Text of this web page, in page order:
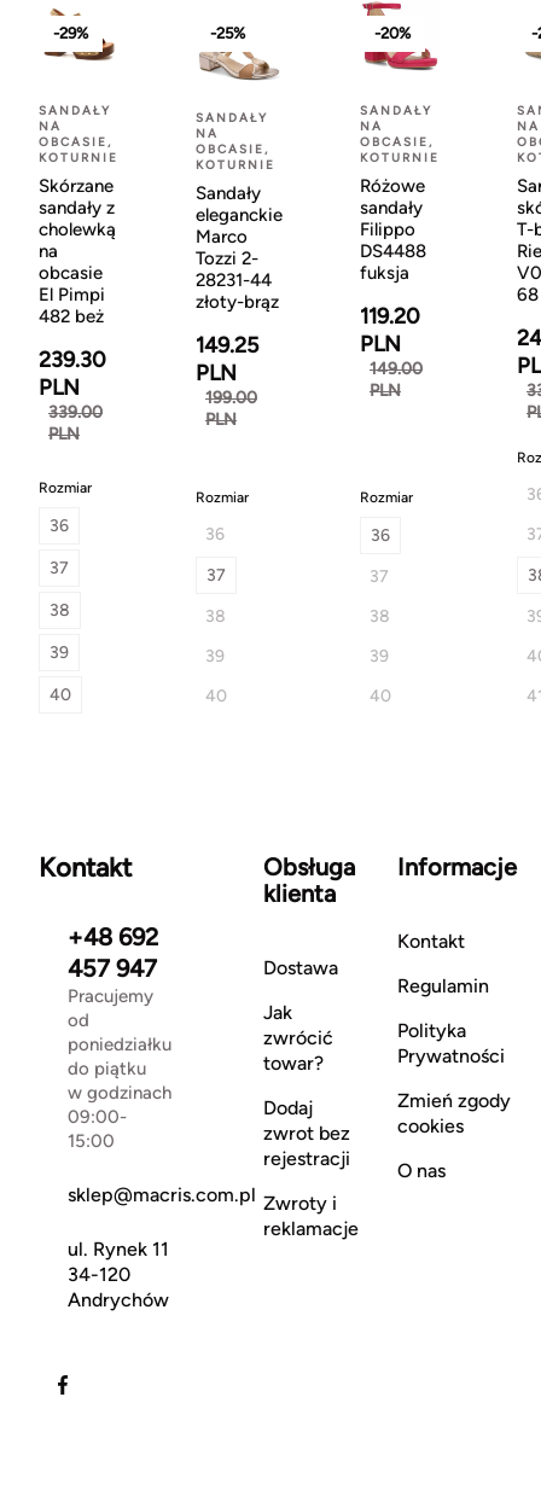
-29%
SANDAŁY
NA
OBCASIE,
KOTURNIE
Skórzane
sandały z
cholewką
na
obcasie
El Pimpi
482 beż
239.30
PLN
339.00
PLN
Rozmiar
36
37
38
39
40
-25%
SANDAŁY
NA
OBCASIE,
KOTURNIE
Sandały
eleganckie
Marco
Tozzi 2-
28231-44
złoty-brąz
149.25
PLN
199.00
PLN
Rozmiar
36
37
38
39
40
-20%
SANDAŁY
NA
OBCASIE,
KOTURNIE
Różowe
sandały
Filippo
DS4488
fuksja
119.20
PLN
149.00
PLN
Rozmiar
36
37
38
39
40
-
NA
T-
68
Kontakt
+48 692
457 947
Pracujemy
od
poniedziałku
do piątku
w godzinach
09:00-
15:00
sklep@macris.com.pl
ul. Rynek 11
34-120
Andrychów
Obsługa
klienta
Dostawa
Jak
zwrócić
towar?
Dodaj
zwrot bez
rejestracji
Zwroty i
reklamacje
Informacje
Kontakt
Regulamin
Polityka
Prywatności
Zmień zgody
cookies
O nas